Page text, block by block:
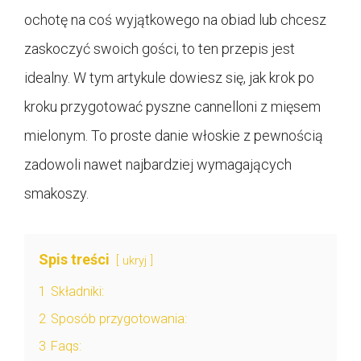
ochotę na coś wyjątkowego na obiad lub chcesz
zaskoczyć swoich gości, to ten przepis jest
idealny. W tym artykule dowiesz się, jak krok po
kroku przygotować pyszne cannelloni z mięsem
mielonym. To proste danie włoskie z pewnością
zadowoli nawet najbardziej wymagających
smakoszy.
Spis treści ukryj
1 Składniki:
2 Sposób przygotowania:
3 Faqs: